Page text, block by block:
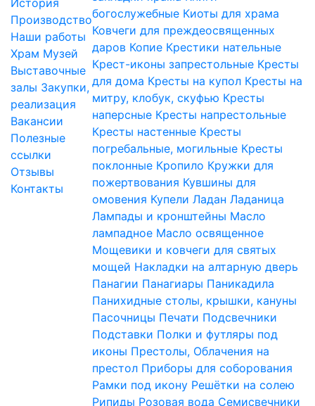
История
Производство
Наши работы
Храм Музей
Выставочные
залы Закупки,
реализация
Вакансии
Полезные
ссылки
Отзывы
Контакты
богослужебные Киоты для храма
Ковчеги для преждеосвященных
даров Копие Крестики нательные
Крест-иконы запрестольные Кресты
для дома Кресты на купол Кресты на
митру, клобук, скуфью Кресты
наперсные Кресты напрестольные
Кресты настенные Кресты
погребальные, могильные Кресты
поклонные Кропило Кружки для
пожертвования Кувшины для
омовения Купели Ладан Ладаница
Лампады и кронштейны Масло
лампадное Масло освященное
Мощевики и ковчеги для святых
мощей Накладки на алтарную дверь
Панагии Панагиары Паникадила
Панихидные столы, крышки, кануны
Пасочницы Печати Подсвечники
Подставки Полки и футляры под
иконы Престолы, Облачения на
престол Приборы для соборования
Рамки под икону Решётки на солею
Рипиды Розовая вода Семисвечники